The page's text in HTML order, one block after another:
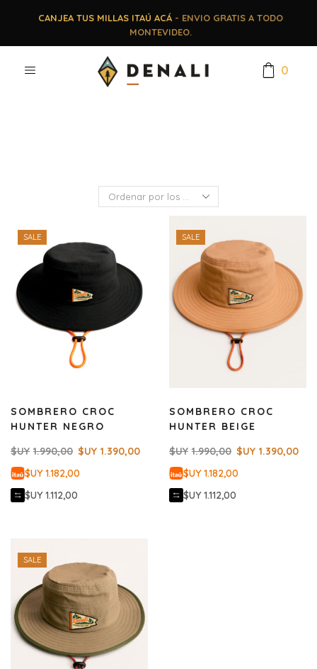
CANJEA TUS MILLAS ITAÚ ACÁ- ENVIO GRATIS A TODO
MONTEVIDEO.
0
SALE
SOMBRERO CROC
HUNTER NEGRO
$UY 1.990,00 $UY 1.390,00
$UY 1.182,00
$UY 1.112,00
SALE
SOMBRERO CROC
HUNTER BEIGE
$UY 1.990,00 $UY 1.390,00
$UY 1.182,00
$UY 1.112,00
SALE